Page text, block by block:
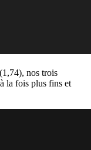
nos trois
la fois plus fins et